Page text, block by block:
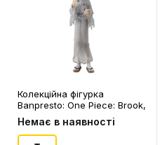
Колекційна фігурка
Banpresto: One Piece: Brook,
(339124)
Немає в наявності